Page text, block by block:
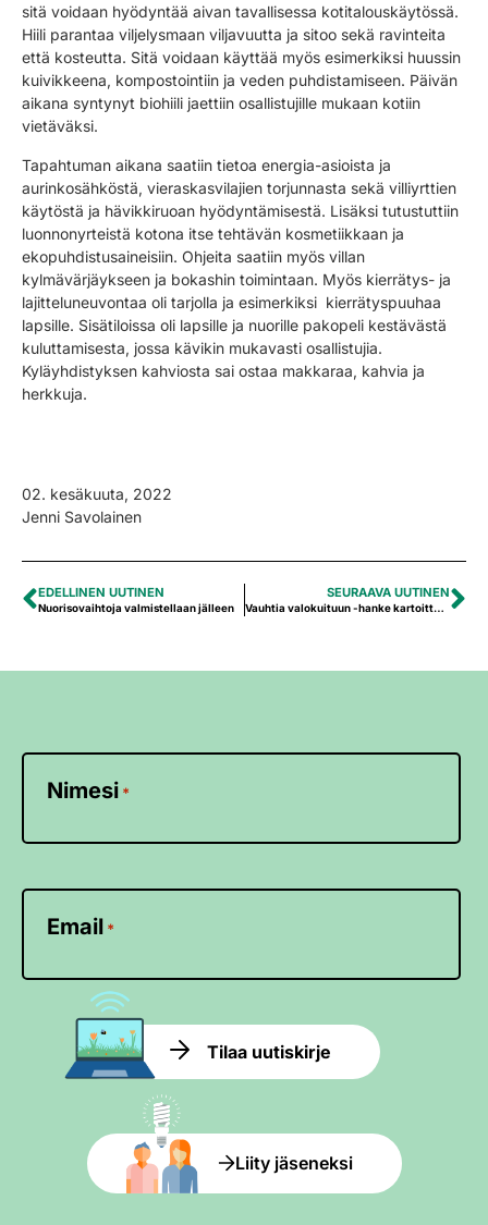
sitä voidaan hyödyntää aivan tavallisessa kotitalouskäytössä.
Hiili parantaa viljelysmaan viljavuutta ja sitoo sekä ravinteita
että kosteutta. Sitä voidaan käyttää myös esimerkiksi huussin
kuivikkeena, kompostointiin ja veden puhdistamiseen. Päivän
aikana syntynyt biohiili jaettiin osallistujille mukaan kotiin
vietäväksi.
Tapahtuman aikana saatiin tietoa energia-asioista ja
aurinkosähköstä, vieraskasvilajien torjunnasta sekä villiyrttien
käytöstä ja hävikkiruoan hyödyntämisestä. Lisäksi tutustuttiin
luonnonyrteistä kotona itse tehtävän kosmetiikkaan ja
ekopuhdistusaineisiin. Ohjeita saatiin myös villan
kylmävärjäykseen ja bokashin toimintaan. Myös kierrätys- ja
lajitteluneuvontaa oli tarjolla ja esimerkiksi kierrätyspuuhaa
lapsille. Sisätiloissa oli lapsille ja nuorille pakopeli kestävästä
kuluttamisesta, jossa kävikin mukavasti osallistujia.
Kyläyhdistyksen kahviosta sai ostaa makkaraa, kahvia ja
herkkuja.
02. kesäkuuta, 2022
Jenni Savolainen
EDELLINEN UUTINEN
Nuorisovaihtoja valmistellaan jälleen
SEURAAVA UUTINEN
Vauhtia valokuituun -hanke kartoittaa alueet, joilla on edellytyksiä valokuidun rakentamiselle
Nimesi *
Email *
Tilaa uutiskirje
Liity jäseneksi